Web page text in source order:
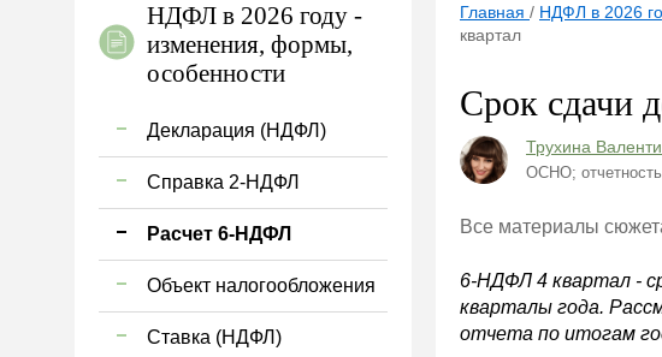
НДФЛ в 2026 году -
изменения, формы,
особенности
Декларация (НДФЛ)
Справка 2-НДФЛ
Расчет 6-НДФЛ
Объект налогообложения
Ставка (НДФЛ)
Главная / НДФЛ в 2026
квартал
Срок сдачи
Трухина
ОСНО;
Все материалы
6-НДФЛ 4 квартал -
кварталы года.
отчета по итогам